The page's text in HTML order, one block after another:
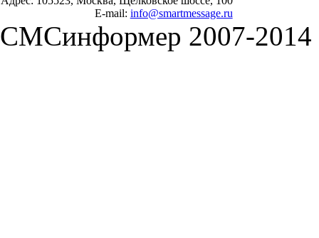
E-mail: info@smartmessage.ru
СМСинформер 2007-2014